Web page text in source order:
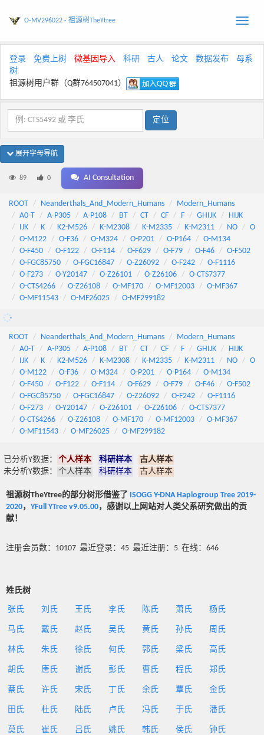
Toggle
O-MV296022 - 祖源树TheYtree
登录 免费上树 微基因导入 科研 古人 论文 数据发布
母系
树
祖源树用户群（Q群764507041）
展开字母导航
89 0 AI Consultation
ROOT Neanderthals_And_Modern_Humans
Modern_Humans
A0-T
A-P305 A-P108 BT CT CF F GHIJK
HIJK
IJK
K K2-M526 K-M2308 K-M2335 K-M2311 NO
O
O-M122
O-F36 O-M324 O-P201 O-P164
O-M134
O-F450
O-F122 O-F114 O-F629 O-F79 O-F46
O-F502
O-FGC85750
O-FGC16847 O-Z26092 O-F242
O-F1116
O-F273
O-Y20147 O-Z26101 O-Z26106
O-CTS7377
O-CTS4266
O-Z26108 O-MF170 O-MF12003
O-MF367
O-MF11543
O-MF26025 O-MF299182
ROOT Neanderthals_And_Modern_Humans
Modern_Humans
A0-T
A-P305 A-P108 BT CT CF F GHIJK
HIJK
IJK
K K2-M526 K-M2308 K-M2335 K-M2311 NO
O
O-M122
O-F36 O-M324 O-P201 O-P164
O-M134
O-F450
O-F122 O-F114 O-F629 O-F79 O-F46
O-F502
O-FGC85750
O-FGC16847 O-Z26092 O-F242
O-F1116
O-F273
O-Y20147 O-Z26101 O-Z26106
O-CTS7377
O-CTS4266
O-Z26108 O-MF170 O-MF12003
O-MF367
O-MF11543
O-MF26025 O-MF299182
已分析Y数据： 个人样本 科研样本
古人样本
未分析Y数据：
个人样本 科研样本 古人样本
祖源树TheYtree的部分树形借鉴了 ISOGG Y-DNA Haplogroup Tree 2019-
2020， YFull YTree v9.05.00，感谢以上网站对人类父系研究做出的贡
献！
注册会员数：10107 最近登录：45 最近注册：5 在线：646
姓氏树
张氏 刘氏 王氏 李氏 陈氏 萧氏 杨氏
马氏 戴氏 赵氏 吴氏 黄氏 孙氏 周氏
林氏 朱氏 徐氏 何氏 郭氏 梁氏 高氏
胡氏 唐氏 谢氏 彭氏 曹氏 程氏 郑氏
蔡氏 许氏 宋氏 丁氏 余氏 覃氏 金氏
田氏 杜氏 陆氏 卢氏 冯氏 于氏 潘氏
莫氏 崔氏 吕氏 姚氏 韩氏 侯氏 钟氏